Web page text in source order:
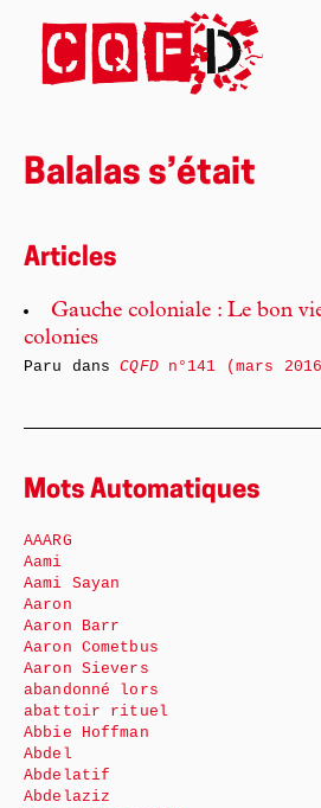
Balalas s’était
Articles
Gauche coloniale : Le bon
colonies
Paru dansCQFDn°141 (mars
Mots Automatiques
AAARG
Aami
Aami Sayan
Aaron
Aaron Barr
Aaron Cometbus
Aaron Sievers
abandonné lors
abattoir rituel
Abbie Hoffman
Abdel
Abdelatif
Abdelaziz